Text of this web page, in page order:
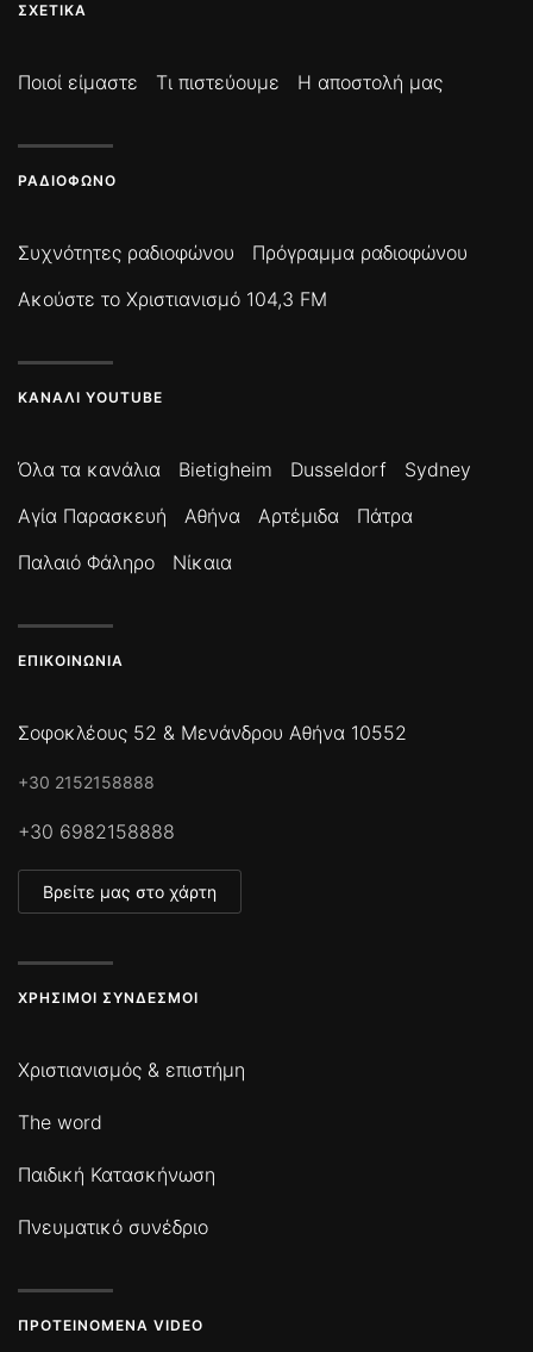
ΣΧΕΤΙΚΆ
Ποιοί είμαστε Τι πιστεύουμε Η αποστολή μας
ΡΑΔΙΌΦΩΝΟ
Συχνότητες ραδιοφώνου
Πρόγραμμα ραδιοφώνου
Ακούστε το Χριστιανισμό 104,3 FM
ΚΑΝΆΛΙ YOUTUBE
Όλα τα κανάλια Bietigheim Dusseldorf
Sydney
Αγία Παρασκευή
Αθήνα Αρτέμιδα
Πάτρα
Παλαιό Φάληρο
Νίκαια
ΕΠΙΚΟΙΝΩΝΊΑ
Σοφοκλέους 52 & Μενάνδρου Αθήνα 10552
+30 2152158888
+30 6982158888
Βρείτε μας στο χάρτη
ΧΡΉΣΙΜΟΙ ΣΎΝΔΕΣΜΟΙ
Χριστιανισμός & επιστήμη
The word
Παιδική Κατασκήνωση
Πνευματικό συνέδριο
ΠΡΟΤΕΙΝΌΜΕΝΑ VIDEO